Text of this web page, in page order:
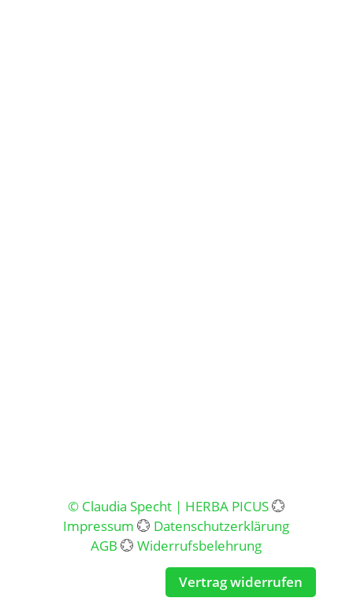
© Claudia Specht | HERBA PICUS💮
Impressum 💮 Datenschutzerklärung
AGB 💮Widerrufsbelehrung
Vertrag widerrufen